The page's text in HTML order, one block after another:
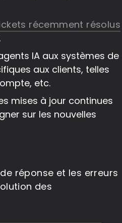
récemment résolus
IA aux systèmes de
aux clients, telles
etc.
mises à jour continues
sur les nouvelles
réponse et les erreurs
des